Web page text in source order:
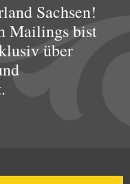
Sachsen!
Mailings bist
über